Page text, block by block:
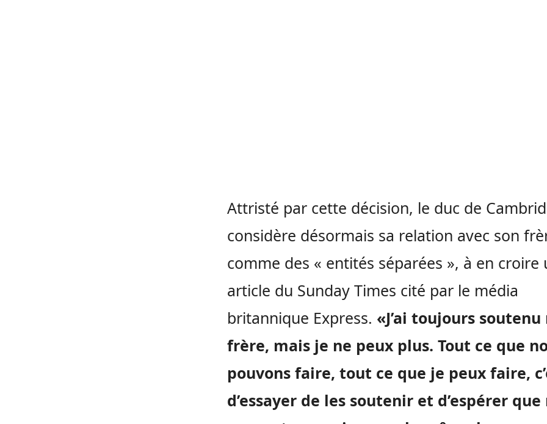
Attristé par cette décision, le duc de
considère désormais sa relation avec son
comme des « entités séparées », à en croire
article du Sunday Times cité par le média
britannique Express. «J’ai toujours soutenu
frère, mais je ne peux plus. Tout ce que
pouvons faire, tout ce que je peux faire,
d’essayer de les soutenir et d’espérer que